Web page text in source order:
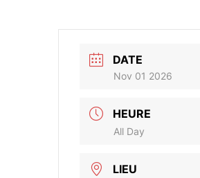
DATE
Nov 01 2026
HEURE
All Day
LIEU